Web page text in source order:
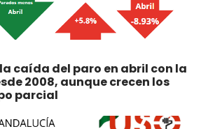
caída del paro en abril con la
2008, aunque crecen los
parcial